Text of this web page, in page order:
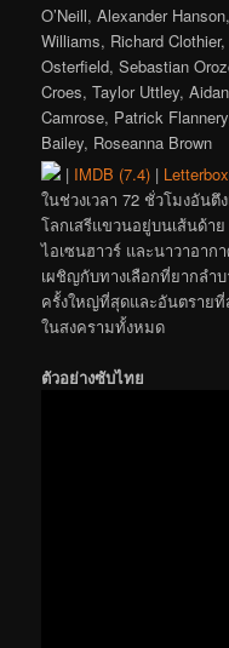
O’Neill, Alexander
Williams, Richard
Osterfield, Sebastian
Croes, Taylor Uttley,
Camrose, Patrick
Bailey, Roseanna Brown
| IMDB (7.4) |
ในช่วงเวลา 72 ชั่วโมงอัน
โลกเสรีแขวนอยู่บนเส้นด้า
ไอเซนฮาวร์ และนาวาอาก
เผชิญกับทางเลือกที่ยากลำ
ครั้งใหญ่ที่สุดและอันตรายที่
ในสงครามทั้งหมด
ตัวอย่างซับไทย